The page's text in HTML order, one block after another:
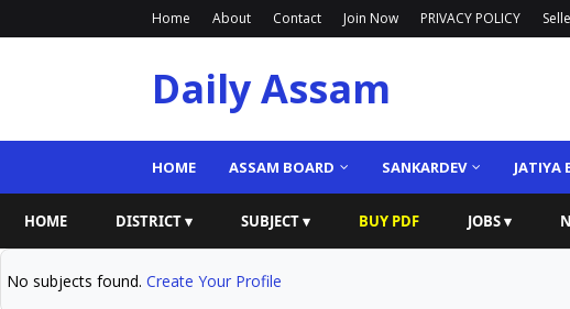
Home About Contact Join Now PRIVACY POLICY
Daily Assam
HOME ASSAM BOARD SANKARDEV JATIYA
HOME DISTRICT ▾ SUBJECT ▾ BUY PDF JOBS ▾
No subjects found. Create Your Profile